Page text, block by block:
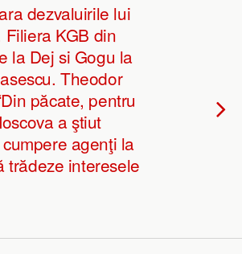
dezvaluirile lui
Filiera KGB din
la Dej si Gogu la
Theodor
păcate, pentru
a ştiut
agenţi la
trădeze interesele